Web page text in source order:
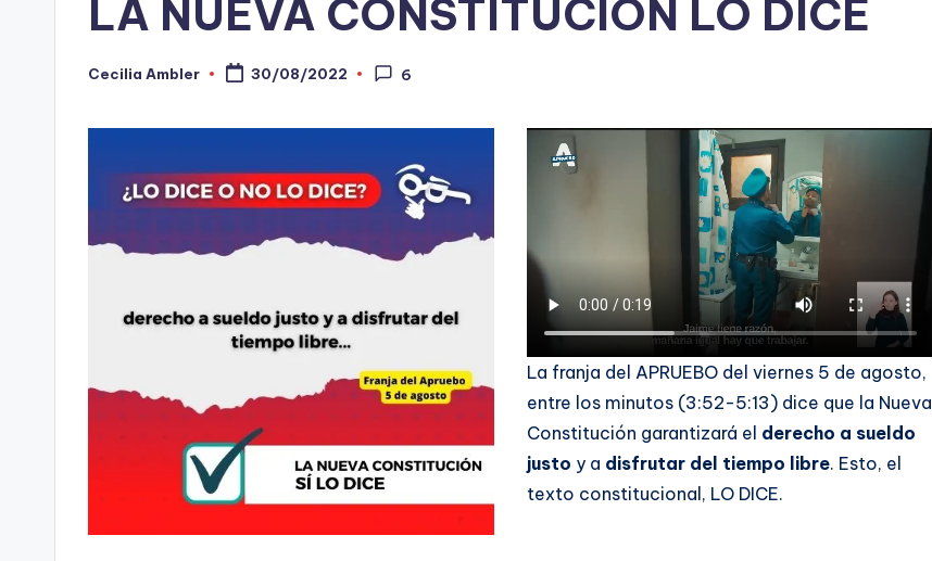
C
LA NUEVA CONSTITUCIÓN LO DICE
Publicado
Cecilia Ambler 30/08/2022 6
La franja del APRUEBO del viernes 5 de agosto,
entre los minutos (3:52-5:13) dice que la Nueva
Constitución garantizará el derecho a sueldo
justo y a disfrutar del tiempo libre. Esto, el
texto constitucional, LO DICE.